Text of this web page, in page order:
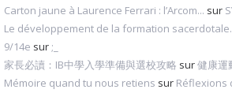
Carton jaune à Laurence Ferrari : l’Arcom... sur
Le développement de la formation
9/14e sur ;_
家長必讀：IB中學入學準備與選校攻略 sur健康運
Mémoire quand tu nous retiens sur Réflexions